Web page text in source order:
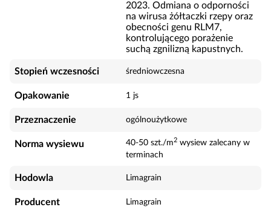
2023. Odmiana o odporności
na wirusa żółtaczki rzepy oraz
obecności genu RLM7,
kontrolującego porażenie
suchą zgnilizną kapustnych.
Stopień wczesności średniowczesna
Opakowanie 1 js
Przeznaczenie ogólnoużytkowe
Norma wysiewu 40-50 szt./m2 wysiew zalecany w
terminach
Hodowla Limagrain
Producent Limagrain